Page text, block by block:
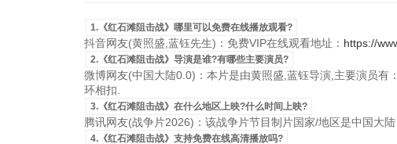
1.《红石滩阻击战》哪里可以免费在线播放观看?
抖音网友(黄照盛,蓝钰先生)：免费VIP在线观看地址： https://
2.《红石滩阻击战》导演是谁?有哪些主要演员?
微博网友(中国大陆0.0)：本片是由黄照盛,蓝钰导演,主要演员
环相扣.
3.《红石滩阻击战》在什么地区上映?什么时间上映?
腾讯网友(战争片2026)：该战争片节目制片国家/地区是中国大
4.《红石滩阻击战》支持免费在线高清播放吗?